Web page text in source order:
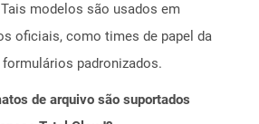
modelos são usados ​​em
oficiais, como times de papel da
padronizados.
de arquivo são suportados